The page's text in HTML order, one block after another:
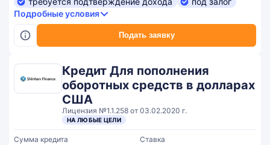
Подать заявку
Подробные условия
Кредит Для пополнения
оборотных средств в долларах
США
Лицензия №1.1.258 от 03.02.2020 г.
НА ЛЮБЫЕ ЦЕЛИ
Сумма кредита
Ставка